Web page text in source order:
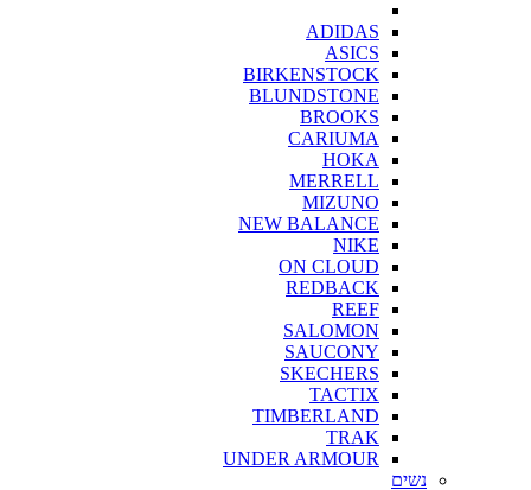
ADIDAS
ASICS
BIRKENSTOCK
BLUNDSTONE
BROOKS
CARIUMA
HOKA
MERRELL
MIZUNO
NEW BALANCE
NIKE
ON CLOUD
REDBACK
REEF
SALOMON
SAUCONY
SKECHERS
TACTIX
TIMBERLAND
TRAK
UNDER ARMOUR
נשים